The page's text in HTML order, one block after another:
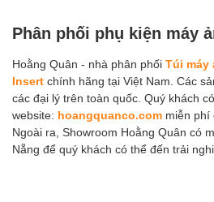
Phân phối phụ kiện máy
Hoằng Quân - nhà phân phối Túi máy
Insert chính hãng tại Việt Nam. Các
các đại lý trên toàn quốc. Quý khách
website: hoangquanco.com miễn phí
Ngoài ra, Showroom Hoằng Quân có
Nẵng để quý khách có thể đến trải